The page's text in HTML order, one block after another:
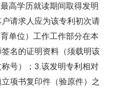
高学历就读期间取得发明
请求人应为该专利初次请
单位）工作工作部分在本
名的证明资料（须载明该
号）；3.该发明专利相对
项书复印件（验原件）之